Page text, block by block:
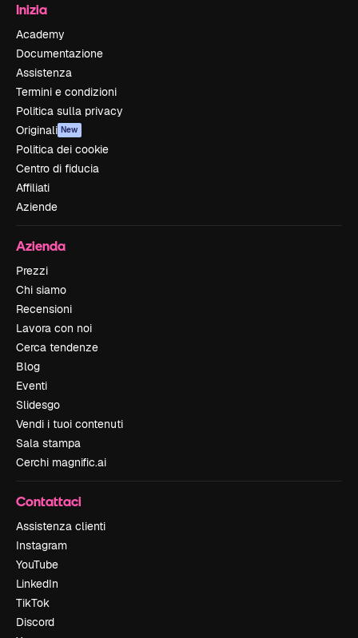
Inizia
Academy
Documentazione
Assistenza
Termini e condizioni
Politica sulla privacy
Originali New
Politica dei cookie
Centro di fiducia
Affiliati
Aziende
Azienda
Prezzi
Chi siamo
Recensioni
Lavora con noi
Cerca tendenze
Blog
Eventi
Slidesgo
Vendi i tuoi contenuti
Sala stampa
Cerchi magnific.ai
Contattaci
Assistenza clienti
Instagram
YouTube
LinkedIn
TikTok
Discord